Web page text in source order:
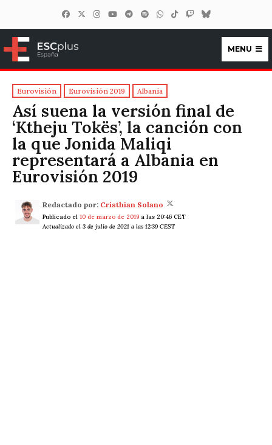
ESCplus España
MENU
Eurovisión Eurovisión 2019 Albania
Así suena la versión final de
‘Ktheju Tokës’, la canción con
la que Jonida Maliqi
representará a Albania en
Eurovisión 2019
Redactado por: Cristhian Solano
Publicado el 10 de marzo de 2019 a las 20:46 CET
Actualizado el 3 de julio de 2021 a las 12:39 CEST